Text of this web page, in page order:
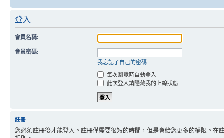
登入
會員名稱:
會員密碼:
我忘記了自己的密碼
每次瀏覽時自動登入
此次登入請隱藏我的上線狀態
註冊
您必須註冊後才能登入。註冊僅需要很短的時間，但是會給您更多的權限。